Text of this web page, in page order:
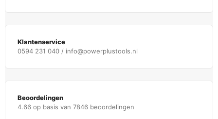
Klantenservice
0594 231 040 / info@powerplustools.nl
Beoordelingen
4.66 op basis van 7846 beoordelingen